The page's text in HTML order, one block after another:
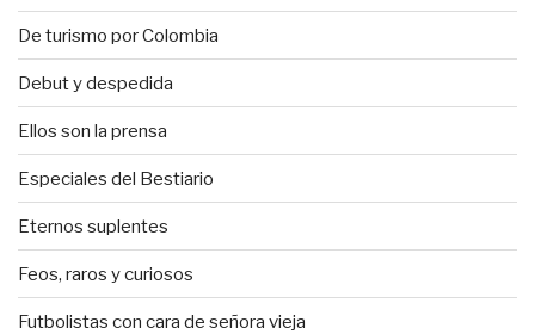
De turismo por Colombia
Debut y despedida
Ellos son la prensa
Especiales del Bestiario
Eternos suplentes
Feos, raros y curiosos
Futbolistas con cara de señora vieja